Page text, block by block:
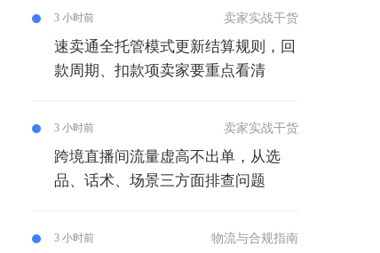
3 小时前 卖家实战干货
速卖通全托管模式更新结算规则，回
款周期、扣款项卖家要重点看清
3 小时前 卖家实战干货
跨境直播间流量虚高不出单，从选
品、话术、场景三方面排查问题
3 小时前 物流与合规指南